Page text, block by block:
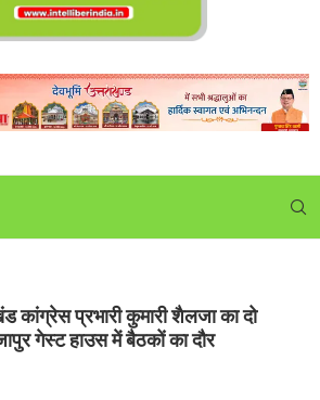
कांग्रेस प्रभारी कुमारी शैलजा का दो
गेस्ट हाउस में बैठकों का दौर